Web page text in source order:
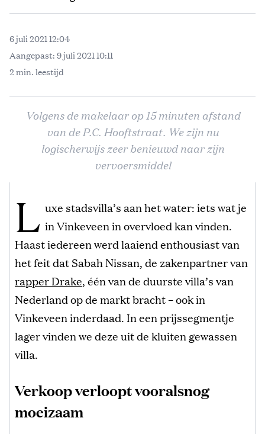
6 juli 2021 12:04
Aangepast: 9 juli 2021 10:11
2 min. leestijd
Volgens de makelaar op 15 minuten afstand
van de P.C. Hooftstraat. We zijn nu
logischerwijs zeer benieuwd naar zijn
vervoersmiddel
L uxe stadsvilla’s aan het water: iets wat je
in Vinkeveen in overvloed kan vinden.
Haast iedereen werd laaiend enthousiast van
het feit dat Sabah Nissan, de zakenpartner van
rapper Drake, één van de duurste villa’s van
Nederland op de markt bracht – ook in
Vinkeveen inderdaad. In een prijssegmentje
lager vinden we deze uit de kluiten gewassen
villa.
Verkoop verloopt vooralsnog
moeizaam